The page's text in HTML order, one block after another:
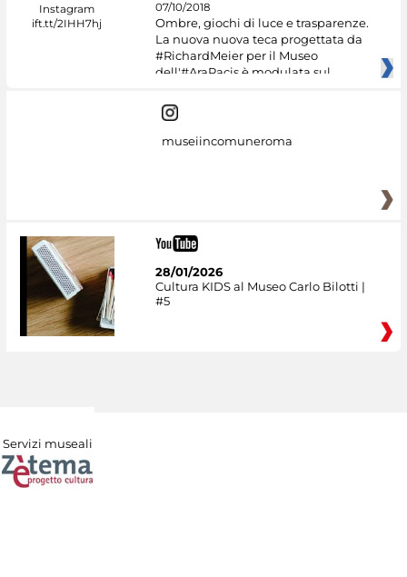
07/10/2018
Ombre, giochi di luce e trasparenze.
La nuova nuova teca progettata da
#RichardMeier per il Museo
dell'#AraPacis è modulata sul
museiincomuneroma
28/01/2026
Cultura KIDS al Museo Carlo Bilotti |
#5
Servizi museali